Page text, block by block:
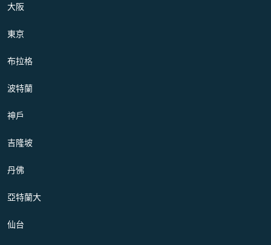
大阪
東京
布拉格
波特蘭
神戶
吉隆坡
丹佛
亞特蘭大
仙台